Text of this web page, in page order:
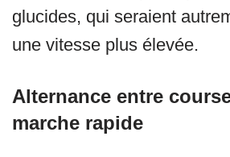
glucides, qui seraient
une vitesse plus élevée.
Alternance entre
marche rapide